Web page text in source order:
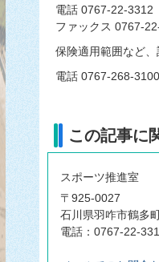
電話 0767-22-3312
ファックス 0767-
保険適用範囲など、
電話 0767-268-3100
この記事に
スポーツ推進室
〒925-0027
石川県羽咋市鶴多
電話：0767-22-